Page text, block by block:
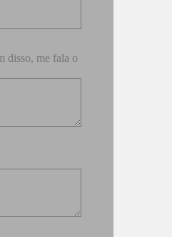
disso, me fala o